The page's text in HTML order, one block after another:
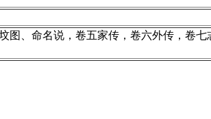
、命名说，卷五家传，卷六外传，卷